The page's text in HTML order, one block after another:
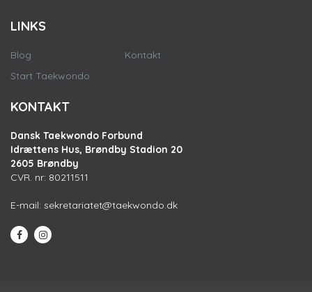
LINKS
Blog
Start Taekwondo
Kontakt
KONTAKT
Dansk Taekwondo Forbund
Idrættens Hus, Brøndby Stadion 20
2605 Brøndby
CVR. nr: 80211511
E-mail: sekretariatet@taekwondo.dk